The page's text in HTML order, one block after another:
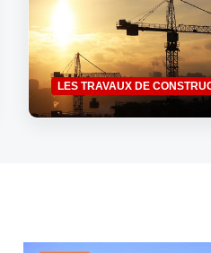
occupent des travailleurs
LES TRAVAUX DE